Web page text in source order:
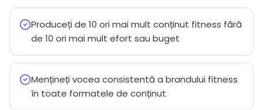
Produceți de 10 ori mai mult conținut fitness fără
de 10 ori mai mult efort sau buget
Mențineți vocea consistentă a brandului fitness
în toate formatele de conținut